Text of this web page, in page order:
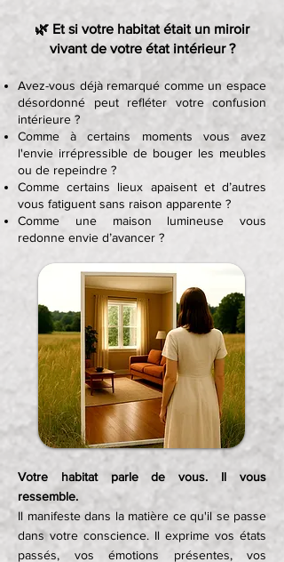
🌿 Et si votre habitat était un miroir
vivant de votre état intérieur ?
Avez-vous déjà remarqué comme un espace
désordonné peut refléter votre confusion
intérieure ?
Comme à certains moments vous avez
l'envie irrépressible de bouger les meubles
ou de repeindre ?
Comme certains lieux apaisent et d’autres
vous fatiguent sans raison apparente ?
Comme une maison lumineuse vous
redonne envie d’avancer ?
Votre habitat parle de vous. Il vous
ressemble.
Il manifeste dans la matière ce qu'il se passe
dans votre conscience. Il exprime vos états
passés, vos émotions présentes, vos